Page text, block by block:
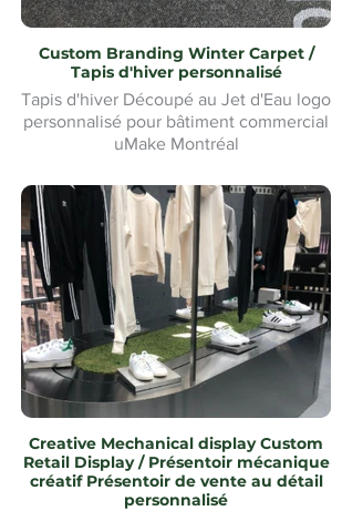
Custom Branding Winter Carpet /
Tapis d'hiver personnalisé
Tapis d'hiver Découpé au Jet d'Eau logo
personnalisé pour bâtiment commercial
uMake Montréal
Tapis d'hiver Waterjet Cut logo pour
personnalisé bâtiment commercial
uMake Montréal
Creative Mechanical display Custom
Retail Display / Présentoir mécanique
créatif Présentoir de vente au détail
personnalisé